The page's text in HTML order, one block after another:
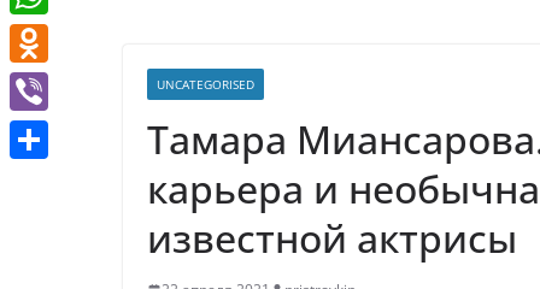
UNCATEGORISED
Тамара
карьера и
известной актрисы
l
e
g
r
K
W
h
a
t
O
d
n
V